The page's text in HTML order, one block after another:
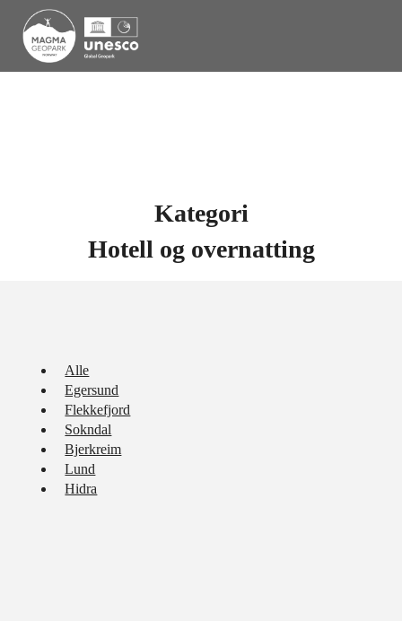
Kategori
Hotell og overnatting
Alle
Egersund
Flekkefjord
Sokndal
Bjerkreim
Lund
Hidra